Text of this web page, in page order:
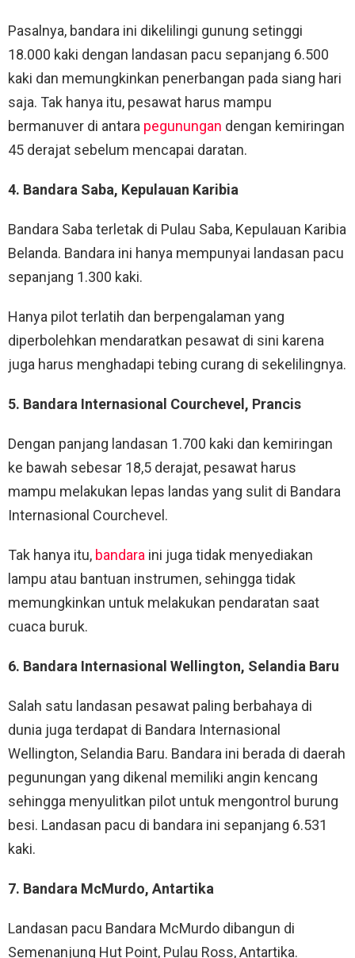
Pasalnya, bandara ini dikelilingi gunung setinggi
18.000 kaki dengan landasan pacu sepanjang 6.500
kaki dan memungkinkan penerbangan pada siang hari
saja. Tak hanya itu, pesawat harus mampu
bermanuver di antara pegunungan dengan kemiringan
45 derajat sebelum mencapai daratan.
4. Bandara Saba, Kepulauan Karibia
Bandara Saba terletak di Pulau Saba, Kepulauan Karibia
Belanda. Bandara ini hanya mempunyai landasan pacu
sepanjang 1.300 kaki.
Hanya pilot terlatih dan berpengalaman yang
diperbolehkan mendaratkan pesawat di sini karena
juga harus menghadapi tebing curang di sekelilingnya.
5. Bandara Internasional Courchevel, Prancis
Dengan panjang landasan 1.700 kaki dan kemiringan
ke bawah sebesar 18,5 derajat, pesawat harus
mampu melakukan lepas landas yang sulit di Bandara
Internasional Courchevel.
Tak hanya itu, bandara ini juga tidak menyediakan
lampu atau bantuan instrumen, sehingga tidak
memungkinkan untuk melakukan pendaratan saat
cuaca buruk.
6. Bandara Internasional Wellington, Selandia Baru
Salah satu landasan pesawat paling berbahaya di
dunia juga terdapat di Bandara Internasional
Wellington, Selandia Baru. Bandara ini berada di daerah
pegunungan yang dikenal memiliki angin kencang
sehingga menyulitkan pilot untuk mengontrol burung
besi. Landasan pacu di bandara ini sepanjang 6.531
kaki.
7. Bandara McMurdo, Antartika
Landasan pacu Bandara McMurdo dibangun di
Semenanjung Hut Point, Pulau Ross, Antartika.